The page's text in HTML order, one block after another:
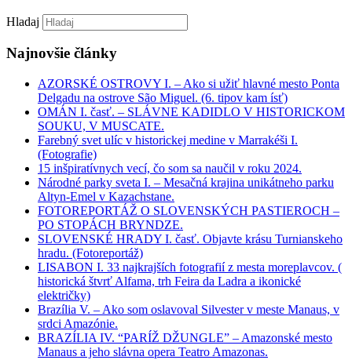
Hladaj
Najnovšie články
AZORSKÉ OSTROVY I. – Ako si užiť hlavné mesto Ponta
Delgadu na ostrove São Miguel. (6. tipov kam ísť)
OMÁN I. časť. – SLÁVNE KADIDLO V HISTORICKOM
SOUKU, V MUSCATE.
Farebný svet ulíc v historickej medine v Marrakéši I.
(Fotografie)
15 inšpiratívnych vecí, čo som sa naučil v roku 2024.
Národné parky sveta I. – Mesačná krajina unikátneho parku
Altyn-Emel v Kazachstane.
FOTOREPORTÁŽ O SLOVENSKÝCH PASTIEROCH –
PO STOPÁCH BRYNDZE.
SLOVENSKÉ HRADY I. časť. Objavte krásu Turnianskeho
hradu. (Fotoreportáž)
LISABON I. 33 najkrajších fotografií z mesta moreplavcov. (
historická štvrť Alfama, trh Feira da Ladra a ikonické
električky)
Brazília V. – Ako som oslavoval Silvester v meste Manaus, v
srdci Amazónie.
BRAZÍLIA IV. “PARÍŽ DŽUNGLE” – Amazonské mesto
Manaus a jeho slávna opera Teatro Amazonas.